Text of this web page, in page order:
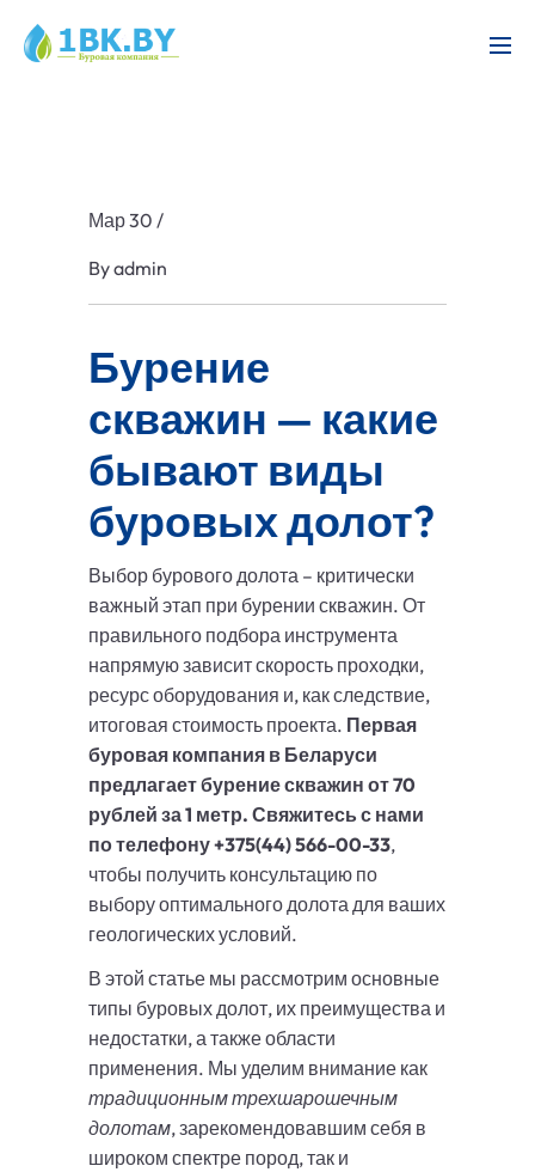
Мар 30 /
Byadmin
Бурение
скважин — какие
бывают виды
буровых долот?
Выбор бурового долота – критически
важный этап при бурении скважин. От
правильного подбора инструмента
напрямую зависит скорость проходки,
ресурс оборудования и, как следствие,
итоговая стоимость проекта. Первая
буровая компания в Беларуси
предлагает бурение скважин от 70
рублей за 1 метр. Свяжитесь с нами
по телефону +375(44) 566-00-33,
чтобы получить консультацию по
выбору оптимального долота для ваших
геологических условий.
В этой статье мы рассмотрим основные
типы буровых долот, их преимущества и
недостатки, а также области
применения. Мы уделим внимание как
традиционным трехшарошечным
долотам, зарекомендовавшим себя в
широком спектре пород, так и